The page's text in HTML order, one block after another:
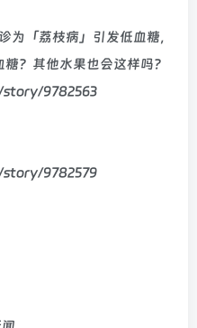
为「荔枝病」引发低血糖，
？其他水果也会这样吗？
9782563
9782579